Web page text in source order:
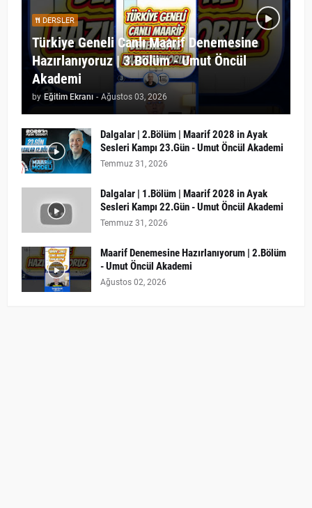
DERSLER
Türkiye Geneli Canlı Maarif Denemesine
Hazırlanıyoruz | 3.Bölüm - Umut Öncül
Akademi
by Eğitim Ekranı - Ağustos 03, 2026
Dalgalar | 2.Bölüm | Maarif 2028 in Ayak
Sesleri Kampı 23.Gün - Umut Öncül Akademi
Temmuz 31, 2026
Dalgalar | 1.Bölüm | Maarif 2028 in Ayak
Sesleri Kampı 22.Gün - Umut Öncül Akademi
Temmuz 31, 2026
Maarif Denemesine Hazırlanıyorum | 2.Bölüm
- Umut Öncül Akademi
Ağustos 02, 2026